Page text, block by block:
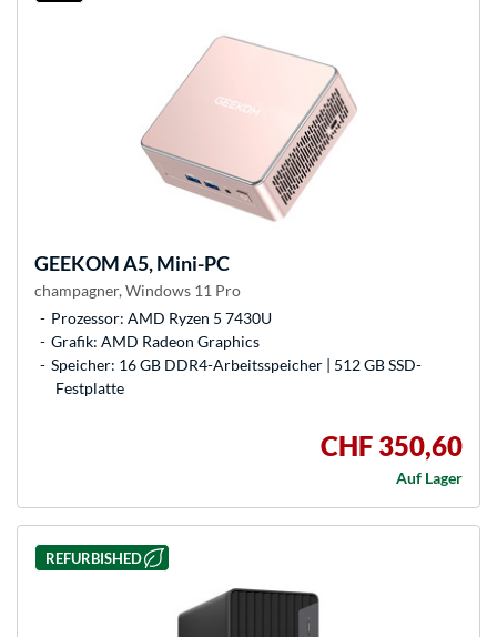
GEEKOMA5, Mini-PC
champagner, Windows 11 Pro
Prozessor: AMD Ryzen 5 7430U
Grafik: AMD Radeon Graphics
Speicher: 16 GB DDR4-Arbeitsspeicher | 512 GB SSD-
Festplatte
CHF 350,60
Auf Lager
REFURBISHED